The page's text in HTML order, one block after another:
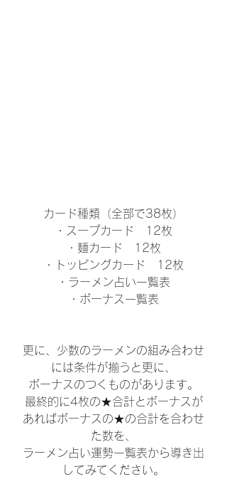
カード種類（全部で38枚）
・スープカード　12枚
・麺カード　12枚
・トッピングカード　12枚
・ラーメン占い一覧表
・ボーナス一覧表
更に、少数のラーメンの組み合わせ
には条件が揃うと更に、
ボーナスのつくものがあります。
最終的に4枚の★合計とボーナスが
あればボーナスの★の合計を合わせ
た数を、
ラーメン占い運勢一覧表から導き出
してみてください。